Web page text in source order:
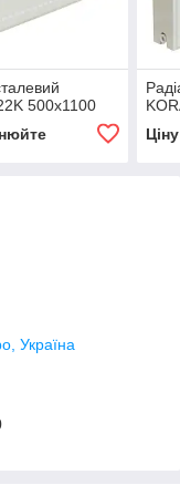
500x1100
Україна